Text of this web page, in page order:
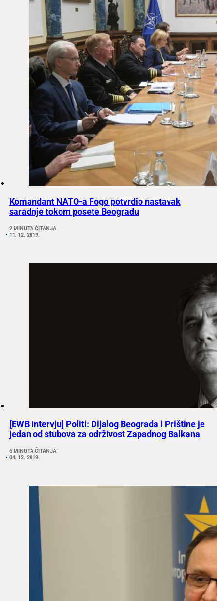
Komandant NATO-a Fogo potvrdio nastavak
saradnje tokom posete Beogradu
2 MINUTA ČITANJA
11. 12. 2019.
[EWB Intervju] Politi: Dijalog Beograda i Prištine je
jedan od stubova za održivost Zapadnog Balkana
6 MINUTA ČITANJA
04. 12. 2019.